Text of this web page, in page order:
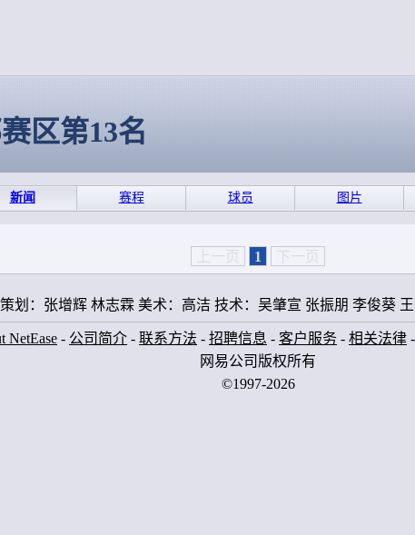
区第13名
新闻 赛程 球员 图片
上一页 1 下一页
策划：张增辉 林志霖 美术：高洁 技术：吴肇宣 张振朋 李俊葵
NetEase - 公司简介 - 联系方法 - 招聘信息 - 客户服务 - 相关法律 -
网易公司版权所有
©1997-2026